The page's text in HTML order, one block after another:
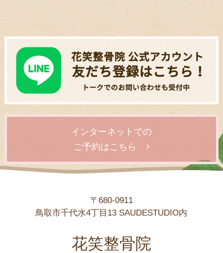
インターネットでの
ご予約はこちら
〒680-0911
鳥取市千代水4丁目13 SAUDESTUDIO内
花笑整骨院